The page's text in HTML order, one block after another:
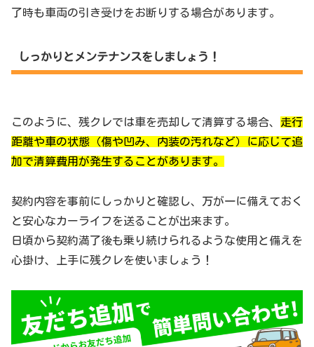
了時も車両の引き受けをお断りする場合があります。
しっかりとメンテナンスをしましょう！
このように、残クレでは車を売却して清算する場合、 走行
距離や車の状態（傷や凹み、内装の汚れなど）に応じて追
加で清算費用が発生することがあります。
契約内容を事前にしっかりと確認し、万が一に備えておく
と安心なカーライフを送ることが出来ます。
日頃から契約満了後も乗り続けられるような使用と備えを
心掛け、上手に残クレを使いましょう！